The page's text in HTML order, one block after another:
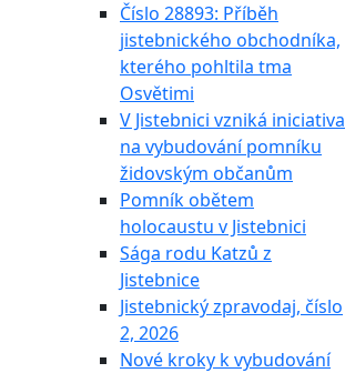
Číslo 28893: Příběh
jistebnického obchodníka,
kterého pohltila tma
Osvětimi
V Jistebnici vzniká iniciativa
na vybudování pomníku
židovským občanům
Pomník obětem
holocaustu v Jistebnici
Sága rodu Katzů z
Jistebnice
Jistebnický zpravodaj, číslo
2, 2026
Nové kroky k vybudování